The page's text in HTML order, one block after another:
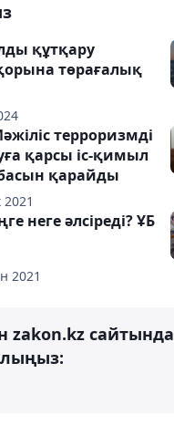
құтқару
төрағалық
терроризмді
қарсы іс-қимыл
қарайды
2021
неге әлсіреді? ҰБ
zakon.kz сайтында